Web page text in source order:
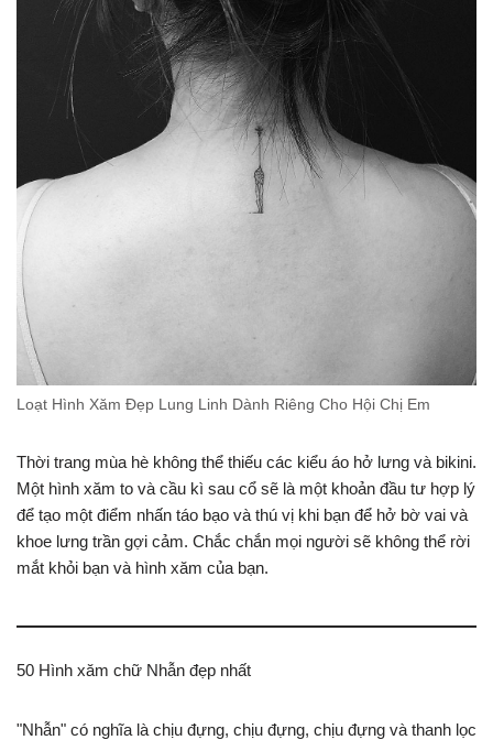
Loạt Hình Xăm Đẹp Lung Linh Dành Riêng Cho Hội Chị Em
Thời trang mùa hè không thể thiếu các kiểu áo hở lưng và bikini.
Một hình xăm to và cầu kì sau cổ sẽ là một khoản đầu tư hợp lý
để tạo một điểm nhấn táo bạo và thú vị khi bạn để hở bờ vai và
khoe lưng trần gợi cảm. Chắc chắn mọi người sẽ không thể rời
mắt khỏi bạn và hình xăm của bạn.
50 Hình xăm chữ Nhẫn đẹp nhất
"Nhẫn" có nghĩa là chịu đựng, chịu đựng, chịu đựng và thanh lọc